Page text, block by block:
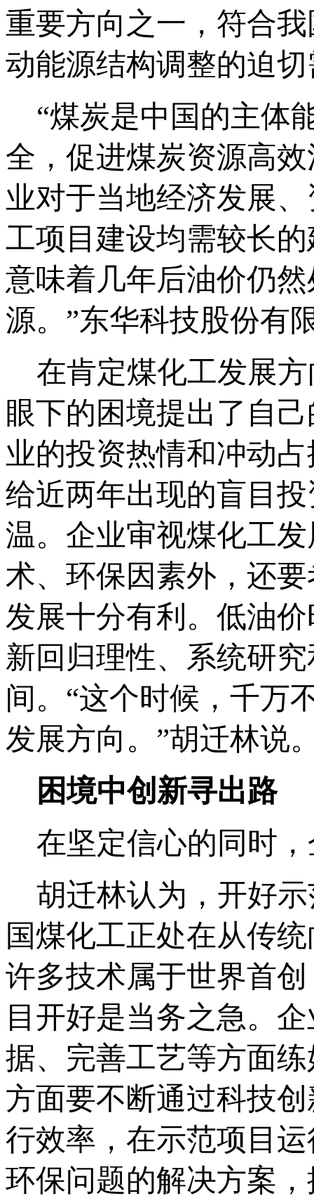
重要方向之一，符合
动能源结构调整的迫
“煤炭是中国的主体
全，促进煤炭资源高
业对于当地经济发展
工项目建设均需较长
意味着几年后油价仍
源。”东华科技股份有
在肯定煤化工发展方
眼下的困境提出了自
业的投资热情和冲动
给近两年出现的盲目
温。企业审视煤化工
术、环保因素外，还
发展十分有利。低油
新回归理性、系统研
间。“这个时候，千万
发展方向。”胡迁林说
困境中创新寻出路
在坚定信心的同时，
胡迁林认为，开好示
国煤化工正处在从传
许多技术属于世界首
目开好是当务之急。
据、完善工艺等方面
方面要不断通过科技
行效率，在示范项目
环保问题的解决方案